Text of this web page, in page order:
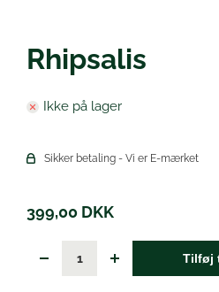
Rhipsalis
Ikke på lager
Sikker betaling - Vi er E-mærket
399,00 DKK
Tilføj